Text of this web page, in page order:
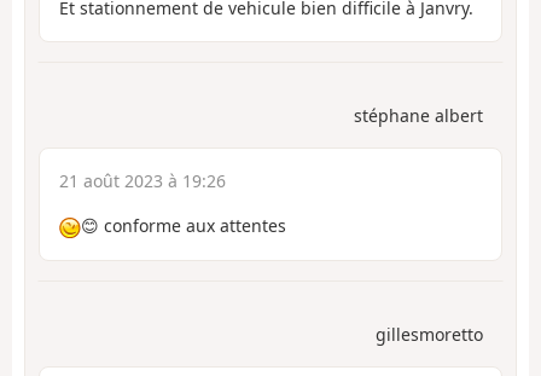
Et stationnement de vehicule bien difficile à Janvry.
stéphane albert
21 août 2023 à 19:26
😊 conforme aux attentes
gillesmoretto